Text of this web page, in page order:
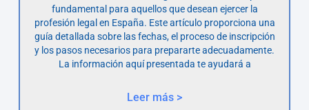
fundamental para aquellos que desean ejercer la
profesión legal en España. Este artículo proporciona una
guía detallada sobre las fechas, el proceso de inscripción
y los pasos necesarios para prepararte adecuadamente.
La información aquí presentada te ayudará a
Leer más >